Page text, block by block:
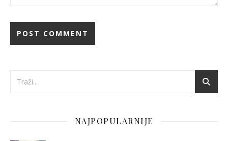
NAJPOPULARNIJE